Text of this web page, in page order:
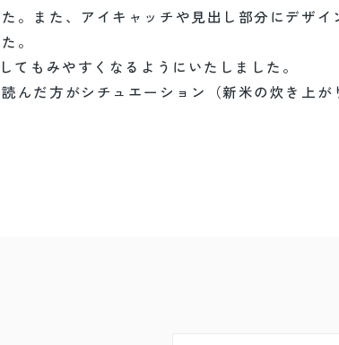
。また、アイキャッチや見出し部分にデザイ
。
もみやすくなるようにいたしました。
んだ方がシチュエーション（新米の炊き上が